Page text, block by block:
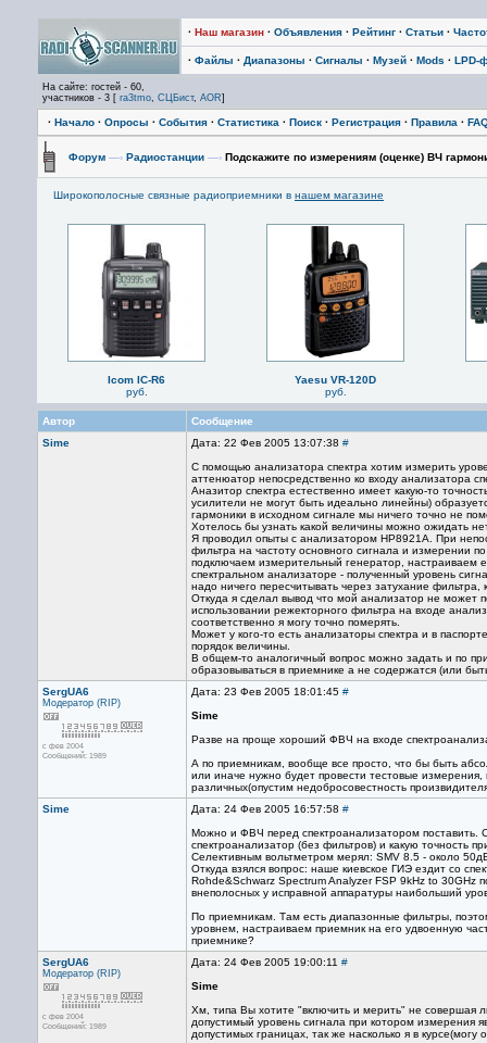
· Наш магазин · Объявления · Рейтинг · Статьи ·
· Файлы · Диапазоны · Сигналы · Музей · Mods · LPD-
На сайте: гостей - 60,
участников - 3 [ ra3tmo, СЦБист, AOR]
· Начало · Опросы · События · Статистика · Поиск · Регистрация · Правила ·
Форум —› Радиостанции —› Подскажите по измерениям (оценке) ВЧ
Широкополосные связные радиоприемники в нашем магазине
Icom IC-R6
руб.
Yaesu VR-120D
руб.
Автор
Сообщение
Sime
Дата: 22 Фев 2005 13:07:38 #
С помощью анализатора спектра хотим измерить
аттенюатор непосредственно ко входу анализатора
Аназитор спектра естественно имеет какую-то
усилители не могут быть идеально линейны)
гармоники в исходном сигнале мы ничего точно не
Хотелось бы узнать какой величины можно ожидать
Я проводил опыты с анализатором HP8921A. При
фильтра на частоту основного сигнала и измерении
подключаем измерительный генератор, настраиваем
спектральном анализаторе - полученный уровень
надо ничего пересчитывать через затухание
Откуда я сделал вывод что мой анализатор не может
использовании режекторного фильтра на входе
соответственно я могу точно померять.
Может у кого-то есть анализаторы спектра и в
порядок величины.
В общем-то аналогичный вопрос можно задать и по
образовываться в приемнике а не содержатся (или
SergUA6
Модератор (RIP)
с фев 2004
Сообщений: 1989
Дата: 23 Фев 2005 18:01:45 #
Sime
Разве на проще хороший ФВЧ на входе
А по приемникам, вообще все просто, что бы быть
или иначе нужно будет провести тестовые измерения,
различных(опустим недобросовестность
Sime
Дата: 24 Фев 2005 16:57:58 #
Можно и ФВЧ перед спектроанализатором поставить.
спектроанализатор (без фильтров) и какую точность
Селективным вольтметром мерял: SMV 8.5 - около
Откуда взялся вопрос: наше киевское ГИЭ ездит со
Rohde&Schwarz Spectrum Analyzer FSP 9kHz to 30GHz
внеполосных у исправной аппаратуры наибольший
По приемникам. Там есть диапазонные фильтры,
уровнем, настраиваем приемник на его удвоенную
приемнике?
SergUA6
Модератор (RIP)
с фев 2004
Сообщений: 1989
Дата: 24 Фев 2005 19:00:11 #
Sime
Хм, типа Вы хотите "включить и мерить" не совершая
допустимый уровень сигнала при котором измерения
допустимых границах, так же насколько я в